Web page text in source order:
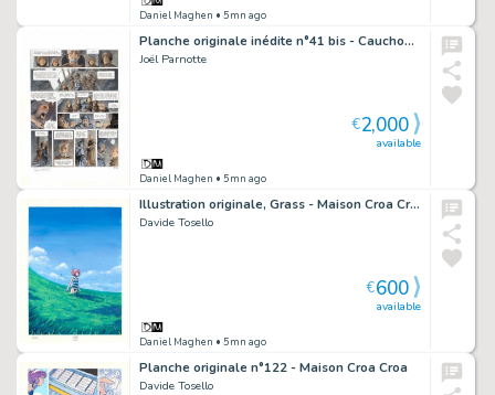
Daniel Maghen • 5mn ago
Planche originale inédite n°41 bis - Cauchon... Ou l'homme qui tua Jeanne d'Arc
Joël Parnotte
Daniel Maghen • 5mn ago
available
€2,000
Illustration originale, Grass - Maison Croa Croa
Davide Tosello
Daniel Maghen • 5mn ago
available
€600
Planche originale n°122 - Maison Croa Croa
Davide Tosello